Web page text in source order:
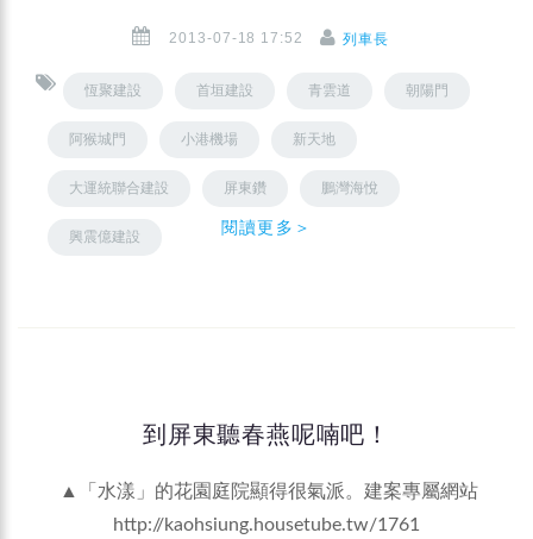
2013-07-18 17:52 列車長
恆聚建設 首垣建設 青雲道 朝陽門
阿猴城門 小港機場 新天地
大運統聯合建設 屏東鑽 鵬灣海悅
興震億建設 閱讀更多＞
到屏東聽春燕呢喃吧！
▲「水漾」的花園庭院顯得很氣派。建案專屬網站
http://kaohsiung.housetube.tw/1761